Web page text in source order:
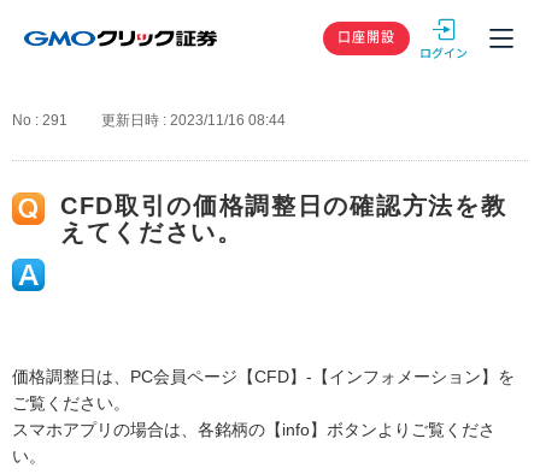
GMOクリック
口座開設
No : 291 更新日時 : 2023/11/16 08:44
CFD取引の価格調整日の確認方法を教
えてください。
価格調整日は、PC会員ページ【CFD】-【インフォメーション】を
ご覧ください。
スマホアプリの場合は、各銘柄の【info】ボタンよりご覧くださ
い。